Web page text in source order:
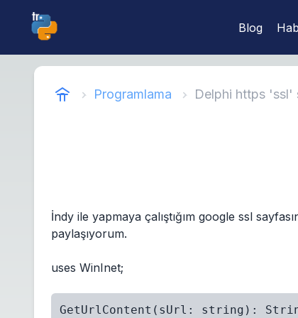
Blog
Programlama Delphi https 'ssl'
İndy ile yapmaya çalıştığım google ssl
paylaşıyorum.
uses WinInet;
GetUrlContent(sUrl: string):